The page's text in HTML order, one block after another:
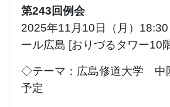
第243回例会
2025年11月10日（月）
ール広島 [おりづるタワー10階
◇テーマ：広島修道大学
予定